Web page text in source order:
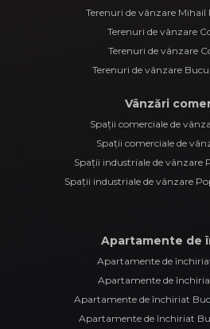
Terenuri de vânzare Mihail
Terenuri de vânzare
Terenuri de vânzare
Terenuri de vânzare
Vânzări
Spații comerciale de
Spații comerciale de
Spații industriale de vânzare
Spații industriale de vânzare
Apartamente de
Apartamente de
Apartamente de
Apartamente de închiriat
Apartamente de închiriat